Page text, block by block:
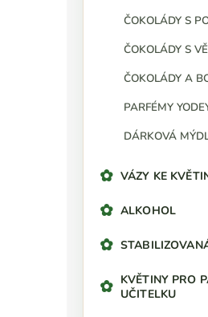
ČOKOLÁDY S
ČOKOLÁDY S
ČOKOLÁDY A
PARFÉMY
DÁRKOVÁ
VÁZY KE
ALKOHOL
KVĚTINY PRO
UČITELKU